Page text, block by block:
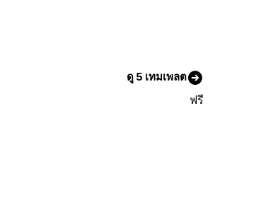
ดู 5 เทมเพลต
ฟรี